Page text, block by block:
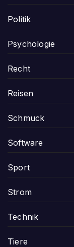
Politik
Psychologie
Recht
Reisen
Schmuck
Software
Sport
Strom
Technik
Tiere